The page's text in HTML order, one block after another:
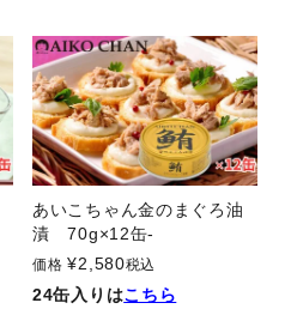
あいこちゃん金のまぐろ油
漬 70g×12缶-
価格 ¥2,580税込
24缶入りはこちら